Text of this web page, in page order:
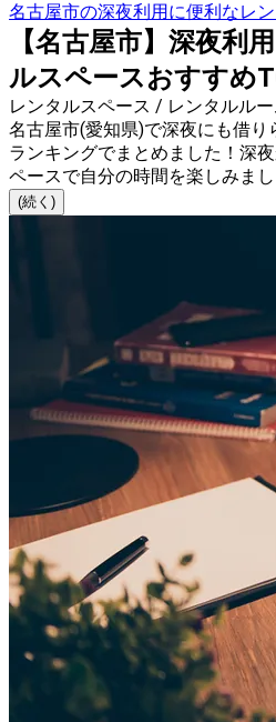
名古屋市の深夜利用に便利なレ
【名古屋市】深夜利
ルスペースおすすめ
レンタルスペース / レンタルル
名古屋市(愛知県)で深夜にも借
ランキングでまとめました！深
ペースで自分の時間を楽しみまし
(続く)